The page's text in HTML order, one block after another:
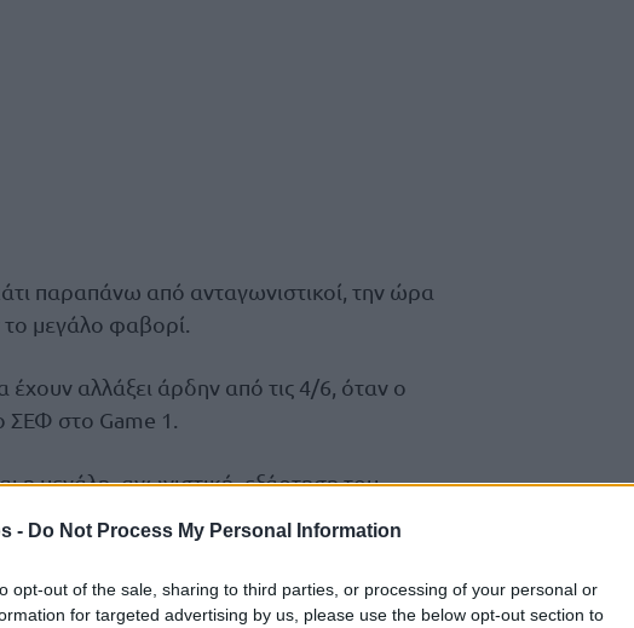
- Do Not Process My Personal Information
opt-out of the sale, sharing to third parties, or processing of your personal or
for targeted advertising by us, please use the below opt-out section to
παραπάνω από ανταγωνιστικοί, την ώρα
μεγάλο φαβορί.
έχουν αλλάξει άρδην από τις 4/6, όταν ο
ΣΕΦ στο Game 1.
η μεγάλη -αγωνιστική- εξάρτηση του